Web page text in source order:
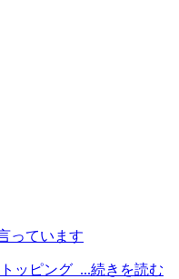
っています
ッピング ...続きを読む